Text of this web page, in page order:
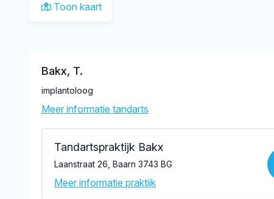
Toon kaart
Bakx, T.
implantoloog
Meer informatie tandarts
Tandartspraktijk Bakx
Laanstraat 26, Baarn 3743 BG
Meer informatie praktijk